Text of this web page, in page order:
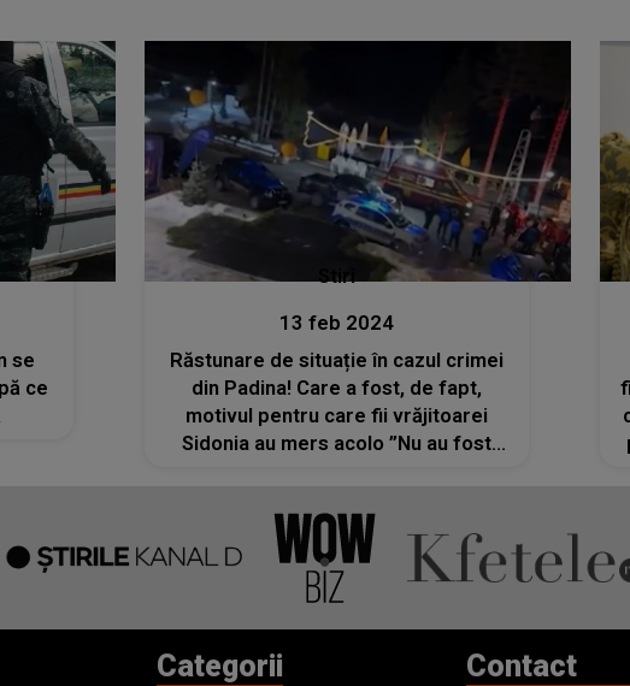
se
ce
Stiri
13 feb 2024
Răstunare de situație în cazul crimei
din Padina! Care a fost, de fapt,
motivul pentru care fii vrăjitoarei
Sidonia au mers acolo ”Nu au fost
organizau”
Categorii Contact